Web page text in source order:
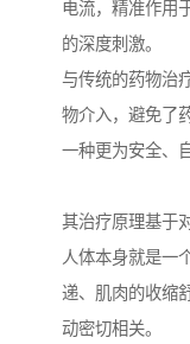
电流，精准作用
的深度刺激。
与传统的药物治
物介入，避免了
一种更为安全、
其治疗原理基于
人体本身就是一
递、肌肉的收缩
动密切相关。